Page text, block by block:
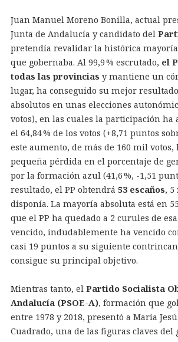
Juan Manuel Moreno Bonilla, actual
Junta de Andalucía y candidato del
pretendía revalidar la histórica
que gobernaba. Al 99,9 % escrutado, el
todas las provincias y mantiene un
lugar, ha conseguido su mejor
absolutos en unas elecciones
votos), en las cuales la participación ha
el 64,84 % de los votos (+8,71 puntos
este aumento, de más de 160 mil votos,
pequeña pérdida en el porcentaje de
por la formación azul (41,6 %, -1,51
resultado, el PP obtendrá 53 escaños, 5
disponía. La mayoría absoluta está en
que el PP ha quedado a 2 curules de
vencido, indudablemente ha vencido
casi 19 puntos a su siguiente
consigue su principal objetivo.
Mientras tanto, el Partido Socialista
Andalucía (PSOE-A), formación que
entre 1978 y 2018, presentó a María
Cuadrado, una de las figuras claves